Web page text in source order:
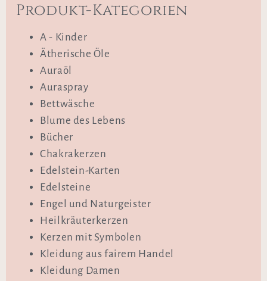
Produkt-Kategorien
A - Kinder
Ätherische Öle
Auraöl
Auraspray
Bettwäsche
Blume des Lebens
Bücher
Chakrakerzen
Edelstein-Karten
Edelsteine
Engel und Naturgeister
Heilkräuterkerzen
Kerzen mit Symbolen
Kleidung aus fairem Handel
Kleidung Damen